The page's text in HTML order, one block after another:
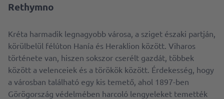
Rethymno
Kréta harmadik legnagyobb városa, a sziget északi partján,
körülbelül félúton Hanía és Heraklion között. Viharos
története van, hiszen sokszor cserélt gazdát, többek
között a velenceiek és a törökök között. Érdekesség, hogy
a városban található egy kis temető, ahol 1897-ben
Görögország védelmében harcoló lengyeleket temették